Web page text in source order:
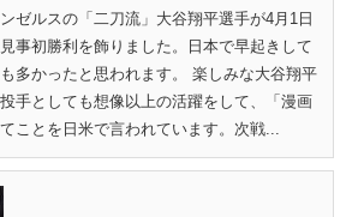
ゼルスの「二刀流」大谷翔平選手が4月1日
事初勝利を飾りました。日本で早起きして
多かったと思われます。 楽しみな大谷翔平
手としても想像以上の活躍をして、「漫画
ことを日米で言われています。次戦...